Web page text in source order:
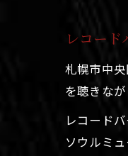
レコード
札幌市中
を聴きな
レコード
ソウルミ